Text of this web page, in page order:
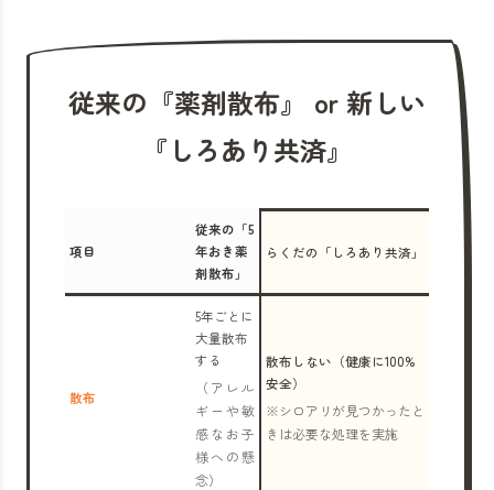
従来の『薬剤散布』 or 新しい
『しろあり共済』
項目
従来の「5
年おき薬
剤散布」
らくだの「しろあり共済」
散布
5年ごとに
大量散布
する
（アレル
ギーや敏
感なお子
様への懸
念）
散布しない（健康に100%
安全）
※シロアリが見つかったと
きは必要な処理を実施